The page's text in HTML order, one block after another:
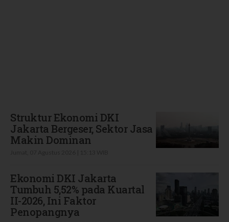
Struktur Ekonomi DKI
Jakarta Bergeser, Sektor Jasa
Makin Dominan
Ekonomi DKI Jakarta
Tumbuh 5,52% pada Kuartal
II-2026, Ini Faktor
Penopangnya